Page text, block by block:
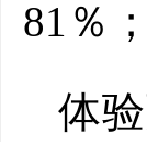
81％
体